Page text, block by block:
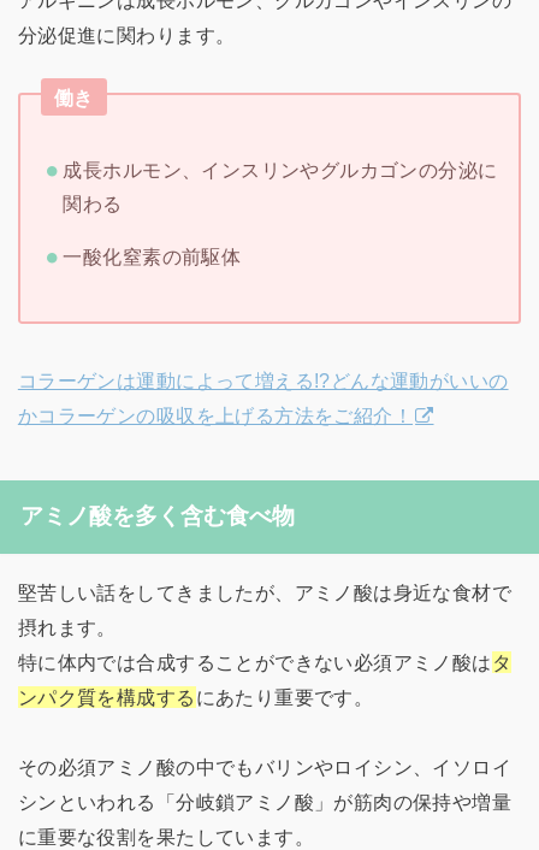
分泌促進に関わります。
働き
成長ホルモン、インスリンやグルカゴンの分泌に
関わる
一酸化窒素の前駆体
コラーゲンは運動によって増える!?どんな運動がいいの
かコラーゲンの吸収を上げる方法をご紹介！
アミノ酸を多く含む食べ物
堅苦しい話をしてきましたが、アミノ酸は身近な食材で
摂れます。
特に体内では合成することができない必須アミノ酸は タ
ンパク質を構成する にあたり重要です。
その必須アミノ酸の中でもバリンやロイシン、イソロイ
シンといわれる「分岐鎖アミノ酸」が筋肉の保持や増量
に重要な役割を果たしています。